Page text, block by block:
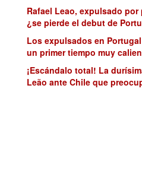
Rafael Leao, expulsado
¿se pierde el debut de
Los expulsados en
un primer tiempo muy
¡Escándalo total! La
Leão ante Chile que